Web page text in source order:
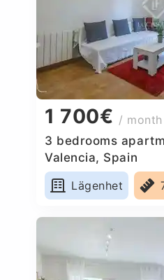
1 700€ / month
3 bedrooms
Valencia, Spain
Lägenhet